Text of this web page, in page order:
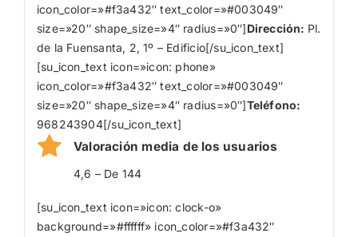
icon_color=»#f3a432″ text_color=»#003049″
size=»20″ shape_size=»4″ radius=»0″]Dirección: Pl.
de la Fuensanta, 2, 1º – Edificio[/su_icon_text]
[su_icon_text icon=»icon: phone»
icon_color=»#f3a432″ text_color=»#003049″
size=»20″ shape_size=»4″ radius=»0″]Teléfono:
968243904[/su_icon_text]
Valoración media de los usuarios
4,6 – De 144
[su_icon_text icon=»icon: clock-o»
background=»#ffffff» icon_color=»#f3a432″